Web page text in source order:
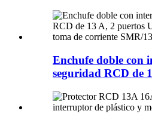
Enchufe doble con
seguridad RCD de